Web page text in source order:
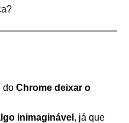
do Chrome deixar o
inimaginável , já que